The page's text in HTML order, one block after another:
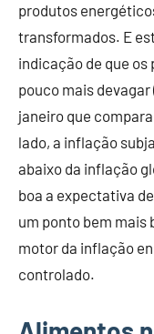
produtos
transformados. E
indicação de que
pouco mais
janeiro que
lado, a inflação
abaixo da inflação
boa a expectativa
um ponto bem mais
motor da inflação
controlado.